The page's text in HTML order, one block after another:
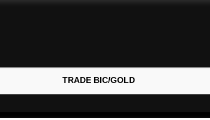
TRADE BIC/GOLD